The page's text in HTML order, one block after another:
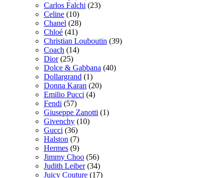
Carlos Falchi (23)
Celine (10)
Chanel (28)
Chloé (41)
Christian Louboutin (39)
Coach (14)
Dior(25)
Dolce & Gabbana (40)
Dollargrand (1)
Donna Karan (20)
Emilio Pucci (4)
Fendi (57)
Giuseppe Zanotti (1)
Givenchy (10)
Gucci (36)
Halston (7)
Hermes (9)
Jimmy Choo (56)
Judith Leiber(34)
Juicy Couture (17)